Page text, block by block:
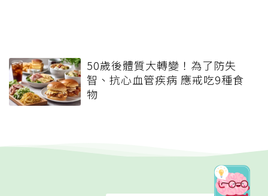
50歲後體質大轉變！為了防失
智、抗心血管疾病 應戒吃9種食
物